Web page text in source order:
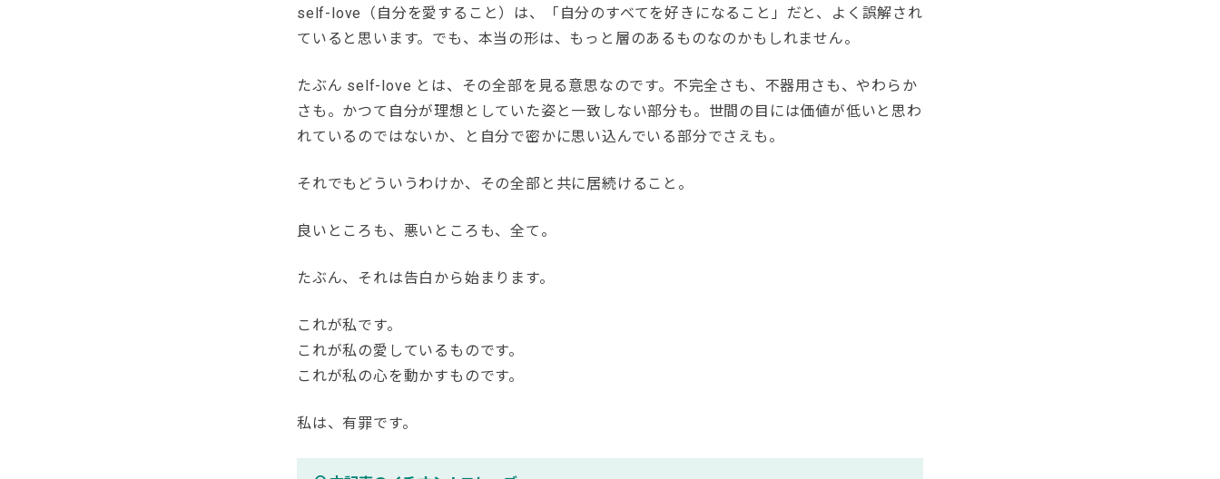
self-love（自分を愛すること）は、「自分のすべてを好きになること」だと、よく誤解され
ていると思います。でも、本当の形は、もっと層のあるものなのかもしれません。
たぶん self-love とは、その全部を見る意思なのです。不完全さも、不器用さも、やわらか
さも。かつて自分が理想としていた姿と一致しない部分も。世間の目には価値が低いと思わ
れているのではないか、と自分で密かに思い込んでいる部分でさえも。
それでもどういうわけか、その全部と共に居続けること。
良いところも、悪いところも、全て。
たぶん、それは告白から始まります。
これが私です。
これが私の愛しているものです。
これが私の心を動かすものです。
私は、有罪です。